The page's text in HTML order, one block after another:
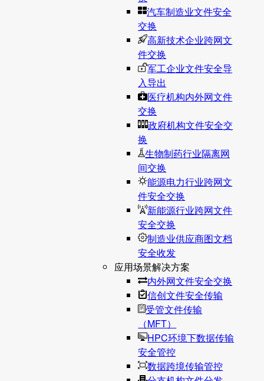
汽车制造业文件安全
交换
高新技术企业跨网文
件交换
军工企业文件安全导
入导出
医疗机构内外网文件
交换
政府机构文件安全交
换
生物制药行业隔离网
间交换
能源电力行业跨网文
件安全交换
新能源行业跨网文件
安全交换
制造业供应商图文档
安全收发
应用场景解决方案
内外网文件安全交换
信创文件安全传输
受管文件传输
（MFT）
HPC环境下数据传输
安全管控
数据跨境传输管控